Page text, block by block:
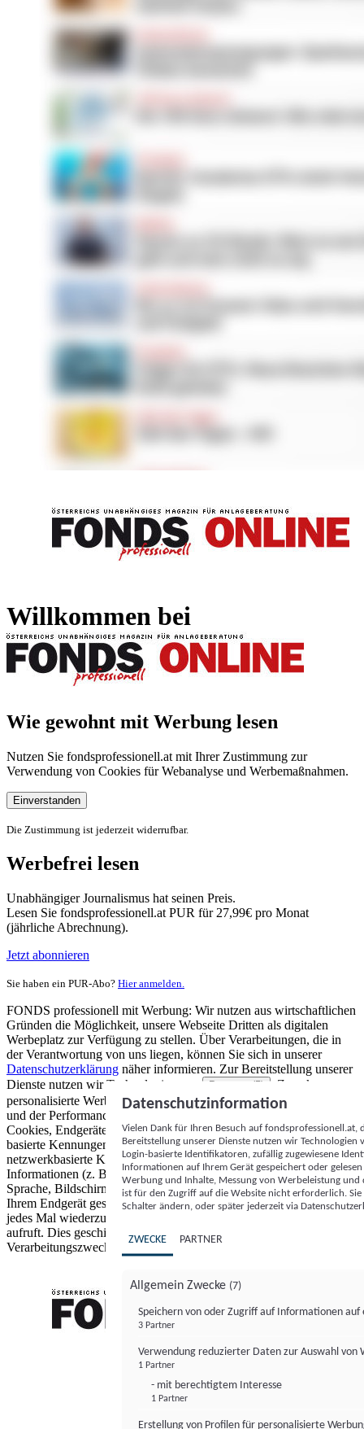
Willkommen bei
Wie gewohnt mit Werbung lesen
Nutzen Sie fondsprofessionell.at mit Ihrer Zustimmung zur
Verwendung von Cookies für Webanalyse und Werbemaßnahmen.
Einverstanden
Die Zustimmung ist jederzeit widerrufbar.
Werbefrei lesen
Unabhängiger Journalismus hat seinen Preis.
Lesen Sie fondsprofessionell.at PUR für 27,99€ pro Monat
(jährliche Abrechnung).
Jetzt abonnieren
Sie haben ein PUR-Abo? Hier anmelden.
FONDS professionell mit Werbung: Wir nutzen aus wirtschaftlichen
Gründen die Möglichkeit, unsere Webseite Dritten als digitalen
Werbeplatz zur Verfügung zu stellen. Über Verarbeitungen, die in
der Verantwortung von uns liegen, können Sie sich in unserer
Datenschutzerklärung näher informieren. Zur Bereitstellung unserer
Dienste nutzen wir Technologien von
Partnern (5)
. Zwecke:
personalisierte Werbung und Inhalte, Messung von Werbeleistung
und der Performance von Inhalten sowie Zielgruppenforschung.
Cookies, Endgeräte- oder ähnliche Online-Kennungen (z. B. login-
basierte Kennungen, zufällig generierte Kennungen,
netzwerkbasierte Kennungen) können zusammen mit anderen
Informationen (z. B. Browsertyp und Browserinformationen,
Sprache, Bildschirmgröße, unterstützte Technologien usw.) auf
Ihrem Endgerät gespeichert oder von dort ausgelesen werden, um es
jedes Mal wiederzuerkennen, wenn es eine App oder einer Webseite
aufruft. Dies geschieht für einen oder mehrere der hier aufgeführten
Verarbeitungszwecke.
Datenschutzinformation
Vielen Dank für Ihren Besuch auf
Bereitstellung unserer Dienste nutzen wir Technologien
Login-basierte Identifikatoren, zufällig zugewiesene
Informationen auf Ihrem Gerät gespeichert oder
Werbung und Inhalte, Messung von Werbeleistung
ist für den Zugriff auf die Website nicht erforderlich.
Schalter ändern, oder später jederzeit via
ZWECKE PARTNER
Allgemein Zwecke (7)
Speichern von oder Zugriff auf Informationen auf
3 Partner
Verwendung reduzierter Daten zur Auswahl von
1 Partner
- mit berechtigtem Interesse
1 Partner
Erstellung von Profilen für personalisierte
FONDS professionell